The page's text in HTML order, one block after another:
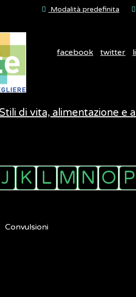
Modalità predefinita
facebook twitter
Stili di vita, alimentazione e
Convulsioni